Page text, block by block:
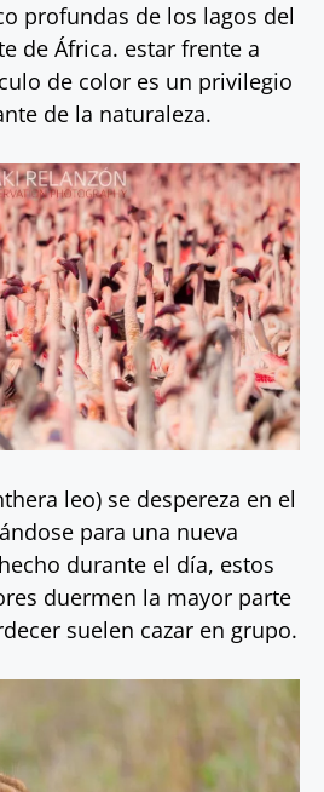
profundas de los lagos del
de África. estar frente a
de color es un privilegio
de la naturaleza.
leo) se despereza en el
para una nueva
durante el día, estos
duermen la mayor parte
suelen cazar en grupo.